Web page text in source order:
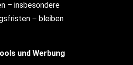
– insbesondere
– bleiben
und Werbung